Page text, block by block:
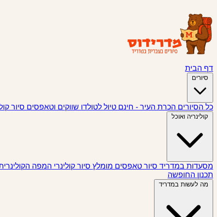
דף הבית
סיורים
כל הסיורים הכרת העיר - חינם טיול לטולדו שווקים וטאפסים סיור
קולינריה ואוכל
מסעדות במדריד סיור טאפסים מומלץ סיור קולינרי המפה
תכנון החופשה
מה לעשות במדריד